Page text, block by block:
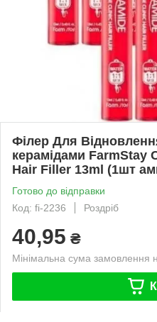
Філер Для
керамідами FarmStay
Hair Filler 13ml (1шт
Готово до відправки
Код: fi-2236
Роздріб
40,95 ₴
Мінімальна сума замовлення